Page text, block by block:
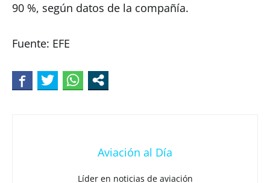
90 %, según datos de la compañía.
Fuente: EFE
Aviación al Día
Líder en noticias de aviación